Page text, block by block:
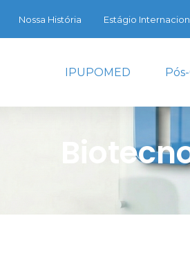
Nossa História Estágio
IPUPOMED